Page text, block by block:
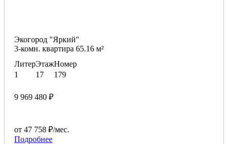
Экогород "Яркий"
3-комн. квартира 65.16 м²
Литер
1
Этаж
17
Номер
179
9 969 480 ₽
от 47 758 ₽/мес.
Подробнее